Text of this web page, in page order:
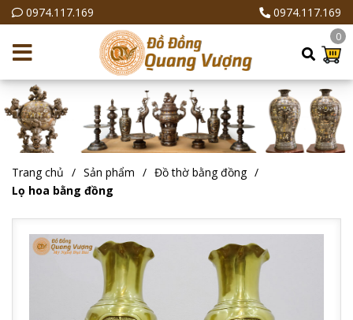
0974.117.169 0974.117.169
0
Trang chủ Sản phẩm
Đồ thờ bằng đồng
Lọ hoa bằng đồng